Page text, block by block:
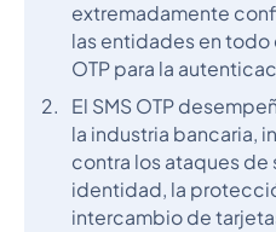
extremadamente
las entidades en todo
OTP para la
El SMS OTP
la industria bancaria,
contra los ataques
identidad, la
intercambio de